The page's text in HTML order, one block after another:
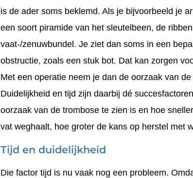
is de ader soms beklemd. Als je bijvoorbeeld je
een soort piramide van het sleutelbeen, de
vaat-/zenuwbundel. Je ziet dan soms in een
obstructie, zoals een stuk bot. Dat kan zorgen
Met een operatie neem je dan de oorzaak van
Duidelijkheid en tijd zijn daarbij dé
oorzaak van de trombose te zien is en hoe
vat weghaalt, hoe groter de kans op herstel met
Tijd en duidelijkheid
Die factor tijd is nu vaak nog een probleem.